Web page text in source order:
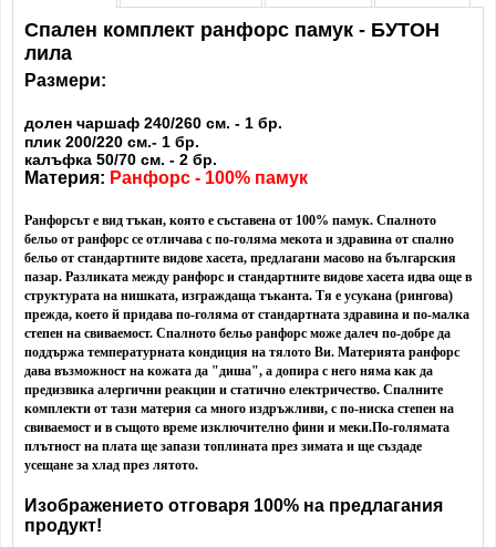
Спален комплект ранфорс памук - БУТОН
лила
Размери:
долен чаршаф 240/260 см. - 1 бр.
плик 200/220 см.- 1 бр.
калъфка 50/70 см. - 2 бр.
Материя: Ранфорс - 100% памук
Ранфорсът е вид тъкан, която е съставена от 100% памук. Спалното
бельо от ранфорс се отличава с по-голяма мекота и здравина от спално
бельо от стандартните видове хасета, предлагани масово на българския
пазар. Разликата между ранфорс и стандартните видове хасета идва още в
структурата на нишката, изграждаща тъканта. Тя е усукана (рингова)
прежда, което й придава по-голяма от стандартната здравина и по-малка
степен на свиваемост. Спалното бельо ранфорс може далеч по-добре да
поддържа температурната кондиция на тялото Ви. Материята ранфорс
дава възможност на кожата да "диша", а допира с него няма как да
предизвика алергични реакции и статично електричество. Спалните
комплекти от тази материя са много издръжливи, с по-ниска степен на
свиваемост и в същото време изключително фини и меки.По-голямата
плътност на плата ще запази топлината през зимата и ще създаде
усещане за хлад през лятото.
Изображението отговаря 100% на предлагания
продукт!